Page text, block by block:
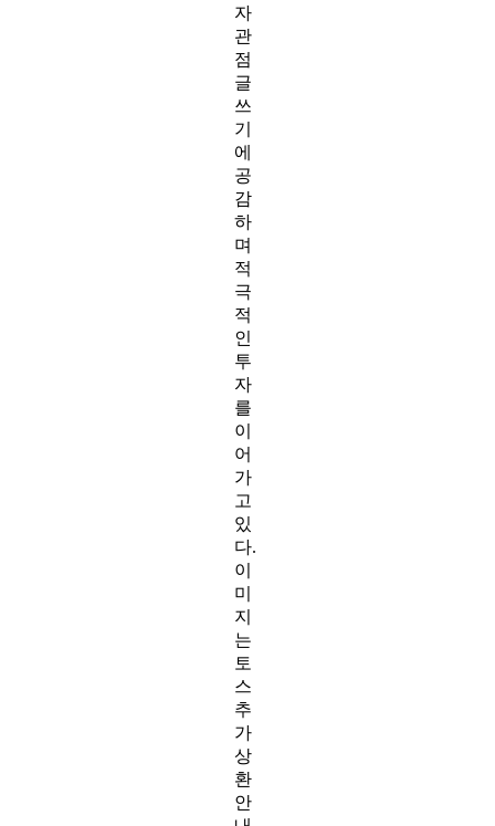
자
관
점
글
쓰
기
에
공
감
하
며
적
극
적
인
투
자
를
이
어
가
고
있
다.
이
미
지
는
토
스
추
가
상
환
안